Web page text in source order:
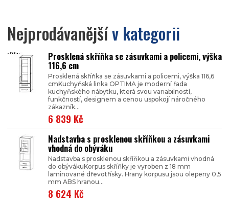
Nejprodávanějšív kategorii
Prosklená skříňka se zásuvkami a policemi, výška
116,6 cm
Prosklená skříňka se zásuvkami a policemi, výška 116,6
cmKuchyňská linka OPTIMA je moderní řada
kuchyňského nábytku, která svou variabilností,
funkčností, designem a cenou uspokojí náročného
zákazník...
6 839 Kč
Nadstavba s prosklenou skříňkou a zásuvkami
vhodná do obýváku
Nadstavba s prosklenou skříňkou a zásuvkami vhodná
do obývákuKorpus skříňky je vyroben z 18 mm
laminované dřevotřísky. Hrany korpusu jsou olepeny 0,5
mm ABS hranou...
8 624 Kč